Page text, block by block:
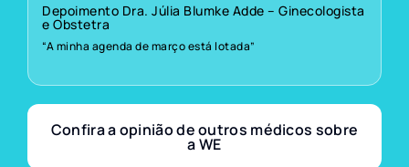
Depoimento Dra. Júlia Blumke Adde – Ginecologista
e Obstetra
“A minha agenda de março está lotada”
Confira a opinião de outros médicos sobre
a WE